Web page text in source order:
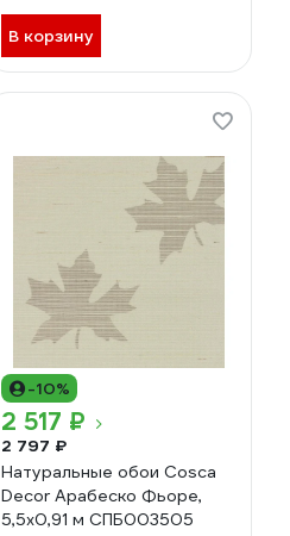
В корзину
-10%
2 517 ₽
2 797 ₽
Натуральные обои Cosca
Decor Арабеско Фьоре,
5,5x0,91 м СПБ003505